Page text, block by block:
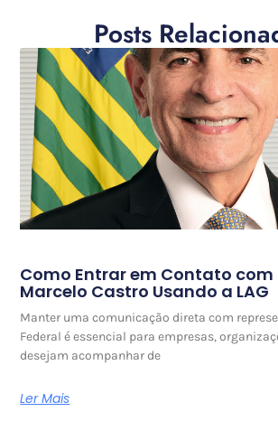
Posts
Como Entrar em Contato com
Marcelo Castro Usando a LAG
Manter uma comunicação direta com
Federal é essencial para empresas,
desejam acompanhar de
Ler Mais